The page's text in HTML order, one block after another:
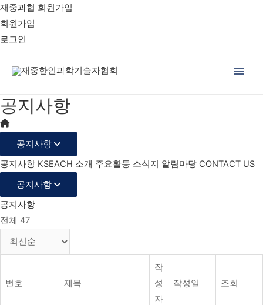
재중과협 회원가입
회원가입
로그인
공지사항
공지사항
공지사항 KSEACH 소개 주요활동 소식지 알림마당 CONTACT US
공지사항
공지사항
전체 47
번호 제목
작
성
자
작성일 조회